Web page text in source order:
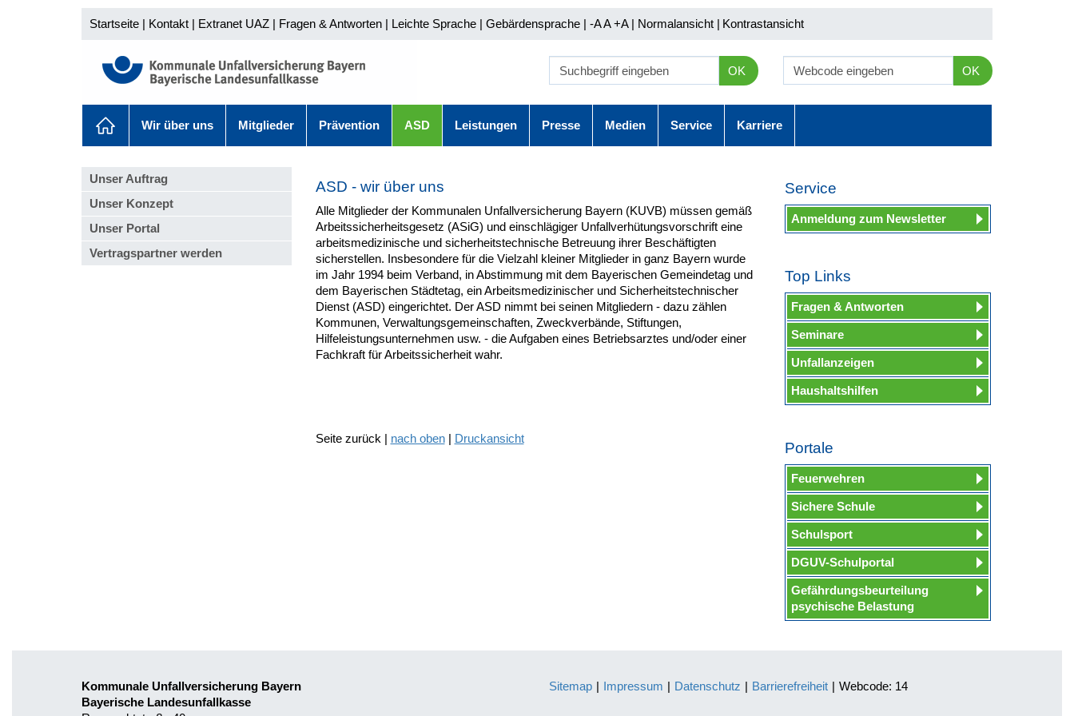
Startseite | Kontakt | Extranet UAZ | Fragen & Antworten | Leichte Sprache | Gebärdensprache | -A A+A | Normalansicht | Kontrastansicht
OK OK
Wir über uns Mitglieder Prävention ASD Leistungen Presse Medien Service Karriere
Unser Auftrag
Unser Konzept
Unser Portal
Vertragspartner werden
ASD - wir über uns
Alle Mitglieder der Kommunalen Unfallversicherung Bayern (KUVB) müssen gemäß
Arbeitssicherheitsgesetz (ASiG) und einschlägiger Unfallverhütungsvorschrift eine
arbeitsmedizinische und sicherheitstechnische Betreuung ihrer Beschäftigten
sicherstellen. Insbesondere für die Vielzahl kleiner Mitglieder in ganz Bayern wurde
im Jahr 1994 beim Verband, in Abstimmung mit dem Bayerischen Gemeindetag und
dem Bayerischen Städtetag, ein Arbeitsmedizinischer und Sicherheitstechnischer
Dienst (ASD) eingerichtet. Der ASD nimmt bei seinen Mitgliedern - dazu zählen
Kommunen, Verwaltungsgemeinschaften, Zweckverbände, Stiftungen,
Hilfeleistungsunternehmen usw. - die Aufgaben eines Betriebsarztes und/oder einer
Fachkraft für Arbeitssicherheit wahr.
Seite zurück | nach oben| Druckansicht
Service
Anmeldung zum Newsletter
Top Links
Fragen & Antworten
Seminare
Unfallanzeigen
Haushaltshilfen
Portale
Feuerwehren
Sichere Schule
Schulsport
DGUV-Schulportal
Gefährdungsbeurteilung
psychische Belastung
Kommunale Unfallversicherung Bayern
Bayerische Landesunfallkasse
Sitemap | Impressum | Datenschutz | Barrierefreiheit | Webcode: 14